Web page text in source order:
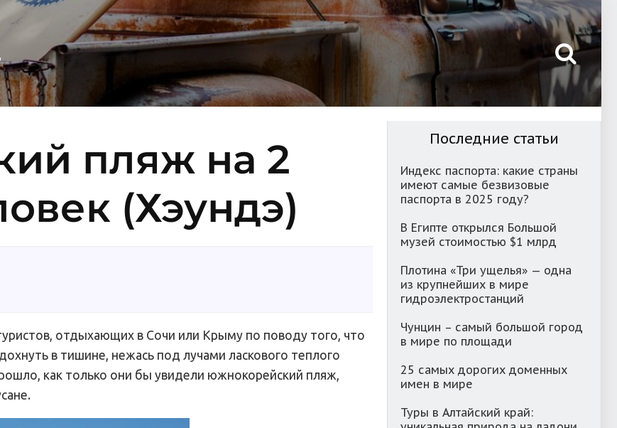
пляж на 2
(Хэундэ)
отдыхающих в Сочи или Крыму по поводу того, что
в тишине, нежась под лучами ласкового теплого
как только они бы увидели южнокорейский пляж,
Последние статьи
Индекс паспорта: какие страны
имеют самые безвизовые
паспорта в 2025 году?
В Египте открылся Большой
музей стоимостью $1 млрд
Плотина «Три ущелья» — одна
из крупнейших в мире
гидроэлектростанций
Чунцин – самый большой город
в мире по площади
25 самых дорогих доменных
имен в мире
Туры в Алтайский край: